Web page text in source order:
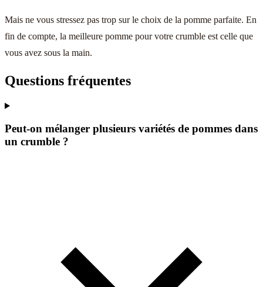
Mais ne vous stressez pas trop sur le choix de la pomme parfaite. En
fin de compte, la meilleure pomme pour votre crumble est celle que
vous avez sous la main.
Questions fréquentes
Peut-on mélanger plusieurs variétés de pommes dans
un crumble ?